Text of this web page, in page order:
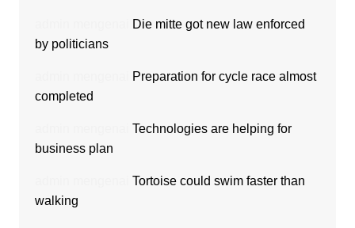
Die mitte got new law enforced
by politicians
Preparation for cycle race almost
completed
Technologies are helping for
business plan
Tortoise could swim faster than
walking